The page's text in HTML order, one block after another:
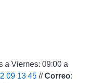
a Viernes: 09:00 a
09 13 45 //Correo: